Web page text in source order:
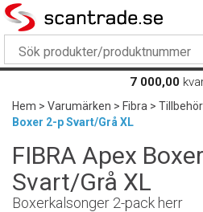
7 000,00
Hem>Varumärken>Fibra>Tillbehör
Boxer 2-p Svart/Grå XL
FIBRA Apex
Svart/Grå XL
Boxerkalsonger 2-pack herr